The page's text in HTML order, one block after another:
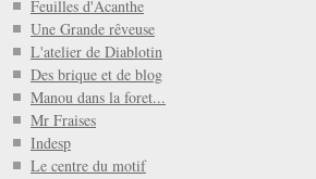
Feuilles d'Acanthe
Une Grande rêveuse
L'atelier de Diablotin
Des brique et de blog
Manou dans la foret...
Mr Fraises
Indesp
Le centre du motif